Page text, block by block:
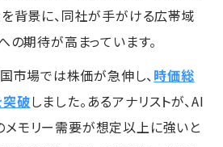
背景に、同社が手がける広帯域
の期待が高まっています。
市場では株価が急伸し、時価総
破しました。あるアナリストが、AI
メモリー需要が想定以上に強いと